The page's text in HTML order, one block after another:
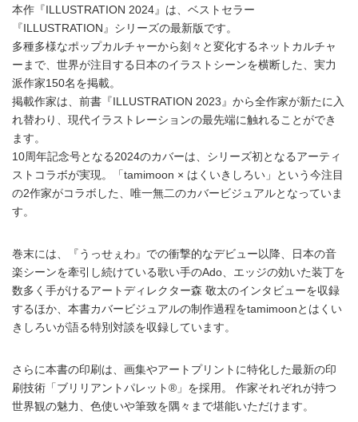
本作『ILLUSTRATION 2024』は、ベストセラー
『ILLUSTRATION』シリーズの最新版です。
多種多様なポップカルチャーから刻々と変化するネットカルチャ
ーまで、世界が注目する日本のイラストシーンを横断した、実力
派作家150名を掲載。
掲載作家は、前書『ILLUSTRATION 2023』から全作家が新たに入
れ替わり、現代イラストレーションの最先端に触れることができ
ます。
10周年記念号となる2024のカバーは、シリーズ初となるアーティ
ストコラボが実現。「tamimoon × はくいきしろい」という今注目
の2作家がコラボした、唯一無二のカバービジュアルとなっていま
す。
巻末には、『うっせぇわ』での衝撃的なデビュー以降、日本の音
楽シーンを牽引し続けている歌い手のAdo、エッジの効いた装丁を
数多く手がけるアートディレクター森 敬太のインタビューを収録
するほか、本書カバービジュアルの制作過程をtamimoonとはくい
きしろいが語る特別対談を収録しています。
さらに本書の印刷は、画集やアートプリントに特化した最新の印
刷技術「ブリリアントパレット®」を採用。 作家それぞれが持つ
世界観の魅力、色使いや筆致を隅々まで堪能いただけます。